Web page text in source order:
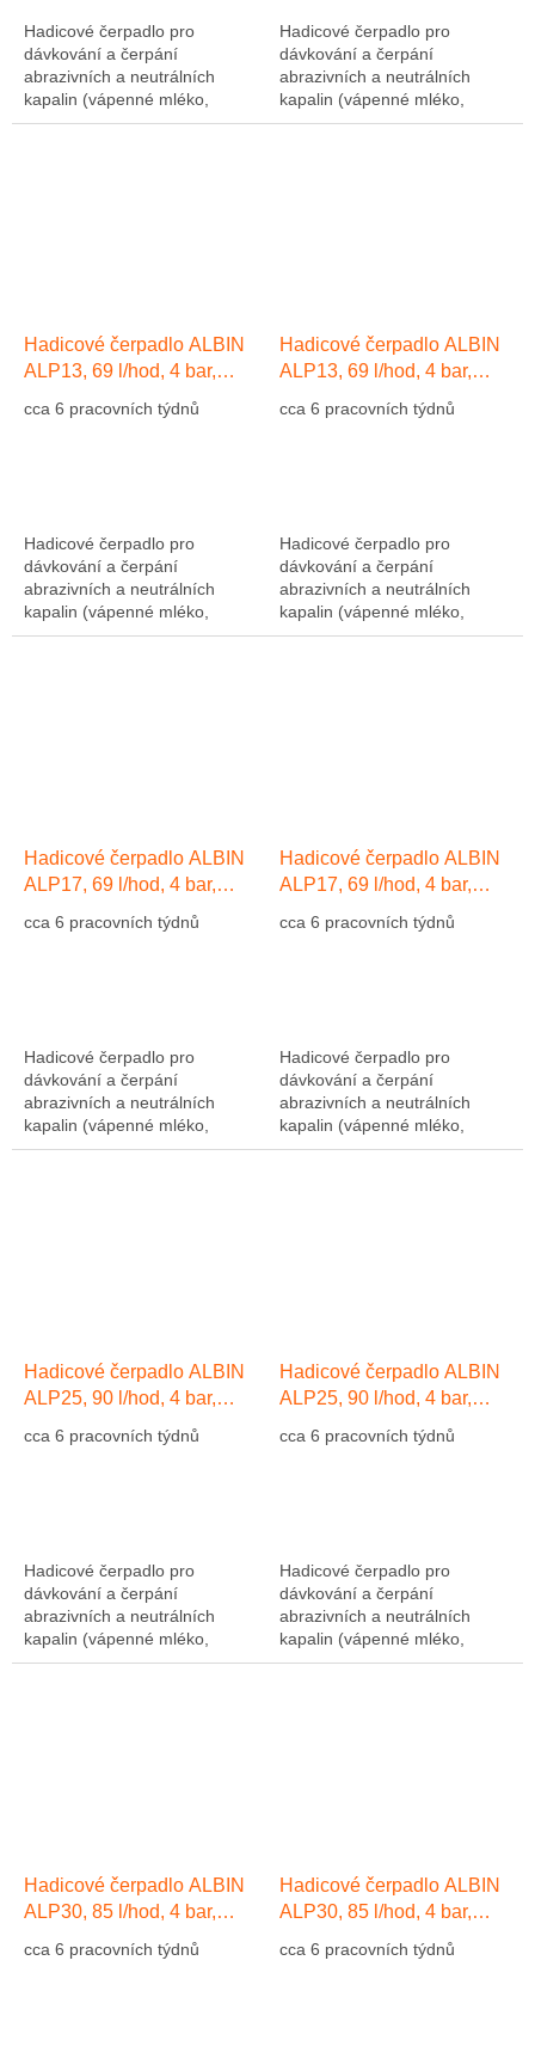
Hadicové čerpadlo pro
dávkování a čerpání
abrazivních a neutrálních
kapalin (vápenné mléko,
abrazivní kaly, atd....). Výkon
Hadicové čerpadlo pro
dávkování a čerpání
abrazivních a neutrálních
kapalin (vápenné mléko,
abrazivní kaly, atd....). Výkon
Hadicové čerpadlo ALBIN
ALP13, 69 l/hod, 4 bar,
hadice EPDM
cca 6 pracovních týdnů
Hadicové čerpadlo pro
dávkování a čerpání
abrazivních a neutrálních
kapalin (vápenné mléko,
abrazivní kaly, atd....). Výkon
Hadicové čerpadlo ALBIN
ALP13, 69 l/hod, 4 bar,
hadice Přírodní kaučuk NR
cca 6 pracovních týdnů
Hadicové čerpadlo pro
dávkování a čerpání
abrazivních a neutrálních
kapalin (vápenné mléko,
abrazivní kaly, atd....). Výkon
Hadicové čerpadlo ALBIN
ALP17, 69 l/hod, 4 bar,
cca 6 pracovních týdnů
Hadicové čerpadlo pro
dávkování a čerpání
abrazivních a neutrálních
kapalin (vápenné mléko,
abrazivní kaly, atd....). Výkon
Hadicové čerpadlo ALBIN
ALP17, 69 l/hod, 4 bar,
hadice Přírodní kaučuk NR
cca 6 pracovních týdnů
Hadicové čerpadlo pro
dávkování a čerpání
abrazivních a neutrálních
kapalin (vápenné mléko,
abrazivní kaly, atd....). Výkon
Hadicové čerpadlo ALBIN
ALP25, 90 l/hod, 4 bar,
cca 6 pracovních týdnů
Hadicové čerpadlo pro
dávkování a čerpání
abrazivních a neutrálních
kapalin (vápenné mléko,
abrazivní kaly, atd....). Výkon
Hadicové čerpadlo ALBIN
ALP25, 90 l/hod, 4 bar,
hadice Přírodní kaučuk NR
cca 6 pracovních týdnů
Hadicové čerpadlo pro
dávkování a čerpání
abrazivních a neutrálních
kapalin (vápenné mléko,
abrazivní kaly, atd....). Výkon
Hadicové čerpadlo ALBIN
ALP30, 85 l/hod, 4 bar,
cca 6 pracovních týdnů
Hadicové čerpadlo ALBIN
ALP30, 85 l/hod, 4 bar,
hadice Přírodní kaučuk NR
cca 6 pracovních týdnů